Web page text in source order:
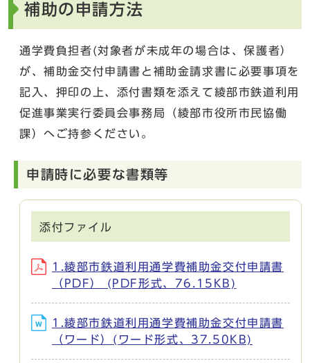
補助の申請方法
通学費負担者(対象者が未成年の場合は、保護者）
が、補助金交付申請書と補助金請求書に必要事項を
記入、押印の上、添付書類を添えて綾部市鉄道利用
促進事業実行委員会事務局（綾部市役所市民協働
課）へご持参ください。
申請時に必要な書類等
添付ファイル
1.綾部市鉄道利用通学費補助金交付申請書
（PDF） (PDF形式、76.15KB)
1.綾部市鉄道利用通学費補助金交付申請書
（ワード）(ワード形式、37.50KB)